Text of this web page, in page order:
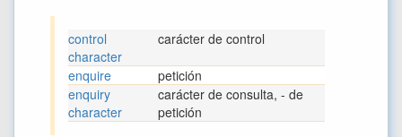
control
character
carácter de control
enquire
petición
enquiry
character
carácter de consulta, - de
petición